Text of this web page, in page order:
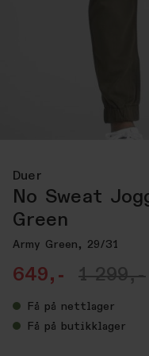
Duer
No Sweat
Green
Army Green, 29/31
649,- 1 299,-
Få på nettlager
Få på butikklager